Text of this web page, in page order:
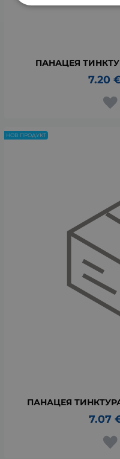
ПАНАЦЕЯ
7.20
ПАНАЦЕЯ
7.07
НОВ ПРОДУКТ